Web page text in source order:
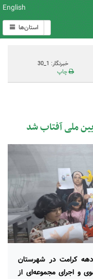
English
استان‌ها
خبرنگار: 1_30
چاپ
ملی آفتاب شد
کرامت در شهرستان
و اجرای مجموعه‌ای از